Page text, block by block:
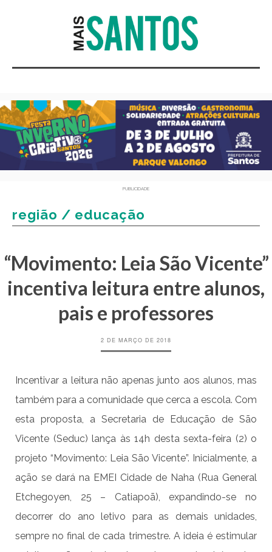
PUBLICIDADE
região / educação
“Movimento: Leia São Vicente”
incentiva leitura entre alunos,
pais e professores
2 DE MARÇO DE 2018
Incentivar a leitura não apenas junto aos alunos, mas
também para a comunidade que cerca a escola. Com
esta proposta, a Secretaria de Educação de São
Vicente (Seduc) lança às 14h desta sexta-feira (2) o
projeto “Movimento: Leia São Vicente”. Inicialmente, a
ação se dará na EMEI Cidade de Naha (Rua General
Etchegoyen, 25 – Catiapoã), expandindo-se no
decorrer do ano letivo para as demais unidades,
sempre no final de cada trimestre. A ideia é estimular